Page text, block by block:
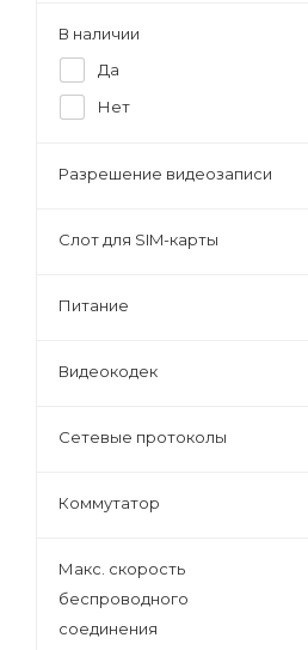
В наличии
Да
Нет
Разрешение видеозаписи
Слот для SIM-карты
Питание
Видеокодек
Сетевые протоколы
Коммутатор
Макс. скорость
беспроводного
соединения